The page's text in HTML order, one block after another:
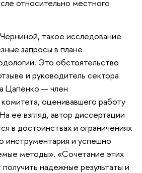
относительно местного
такое исследование
запросы в плане
Это обстоятельство
и руководитель сектора
— член
оценивавшего работу
ее взгляд, автор диссертации
в достоинствах и ограничениях
инструментария и успешно
методы». «Сочетание этих
надежные результаты и